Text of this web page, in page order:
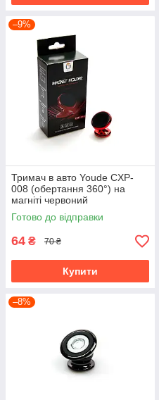
–9%
Тримач в авто Youde CXP-
008 (обертання 360°) на
магніті червоний
Готово до відправки
64 ₴ 70 ₴
Купити
–8%